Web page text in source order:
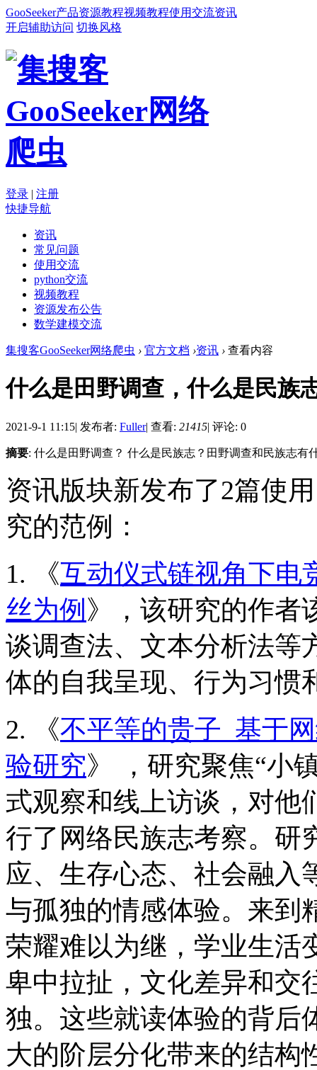
GooSeeker产品资源教程视频教程使用交流资讯
开启辅助访问 切换风格
登录 | 注册
快捷导航
资讯
常见问题
使用交流
python交流
视频教程
资源发布公告
数学建模交流
集搜客GooSeeker网络爬虫 › 官方文档 ›资讯 › 查看内容
什么是田野调查，什么是民族
2021-9-1 11:15| 发布者: Fuller| 查看: 21415| 评论: 0
摘要: 什么是田野调查？ 什么是民族志？田野调查和民族志有
资讯版块新发布了2篇使
究的范例：
1. 《互动仪式链视角下
丝为例》，该研究的作者
谈调查法、文本分析法等
体的自我呈现、行为习惯
2. 《不平等的贵子_基于
验研究》 ，研究聚焦“小
式观察和线上访谈，对他
行了网络民族志考察。研
应、生存心态、社会融入
与孤独的情感体验。来到
荣耀难以为继，学业生活
卑中拉扯，文化差异和交
独。这些就读体验的背后
大的阶层分化带来的结构